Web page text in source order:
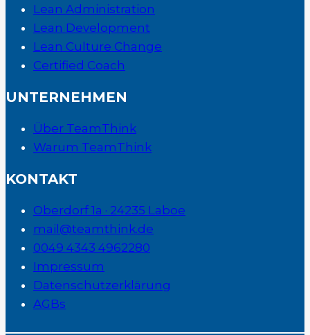
Lean Administration
Lean Development
Lean Culture Change
Certified Coach
UNTERNEHMEN
Über TeamThink
Warum TeamThink
KONTAKT
Oberdorf 1a · 24235 Laboe
mail@teamthink.de
0049 4343 4962280
Impressum
Datenschutzerklärung
AGBs